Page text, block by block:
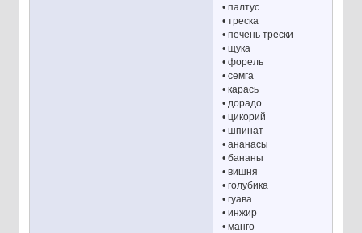
• палтус
• треска
• печень трески
• щука
• форель
• семга
• карась
• дорадо
• цикорий
• шпинат
• ананасы
• бананы
• вишня
• голубика
• гуава
• инжир
• манго